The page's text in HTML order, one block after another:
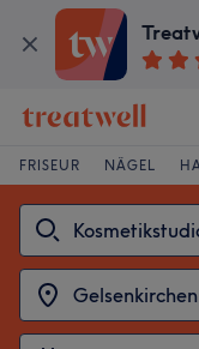
FRISEUR NÄGEL